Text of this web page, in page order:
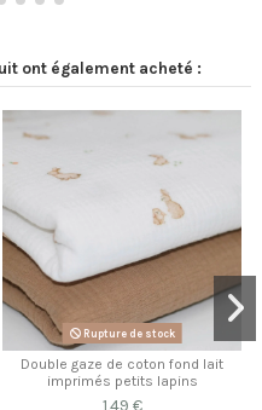
ont également acheté :
Rupture de stock
Double gaze de coton fond lait
imprimés petits lapins
1,49 €